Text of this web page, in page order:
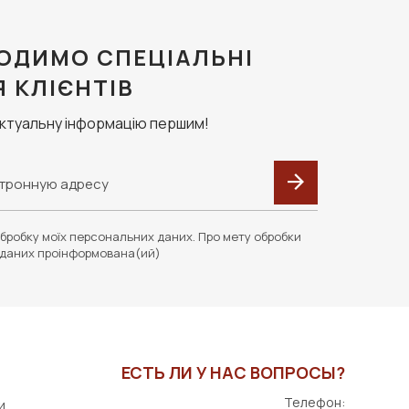
СПЕЦІАЛЬНІ
КЛІЄНТІВ
інформацію першим!
моїх персональних даних. Про мету обробки
проінформована(ий)
ЕСТЬ ЛИ У НАС ВОПРОСЫ?
Телефон: